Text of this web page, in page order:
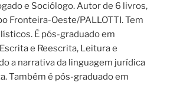
e Sociólogo. Autor de 6 livros,
Fronteira-Oeste/PALLOTTI. Tem
É pós-graduado em
e Reescrita, Leitura e
a narrativa da linguagem jurídica
Também é pós-graduado em